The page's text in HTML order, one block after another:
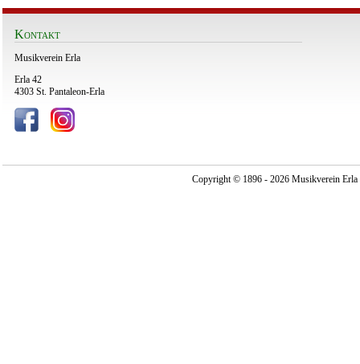
Kontakt
Musikverein Erla
Erla 42
4303 St. Pantaleon-Erla
Copyright © 1896 - 2026 Musikverein Erla